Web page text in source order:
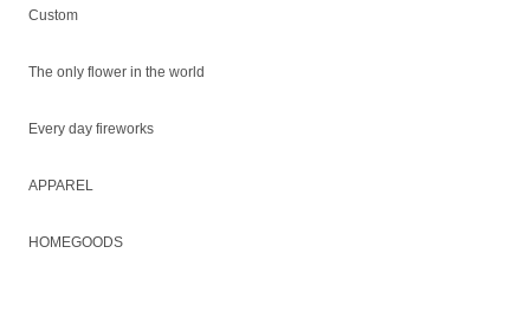
Custom
The only flower in the world
Every day fireworks
APPAREL
HOMEGOODS